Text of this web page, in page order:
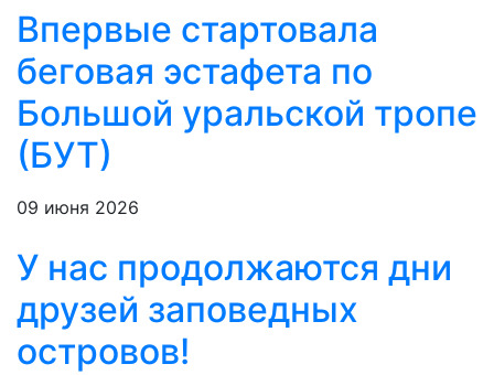
Впервые стартовала
беговая эстафета по
Большой уральской тропе
(БУТ)
09 июня 2026
У нас продолжаются дни
друзей заповедных
островов!